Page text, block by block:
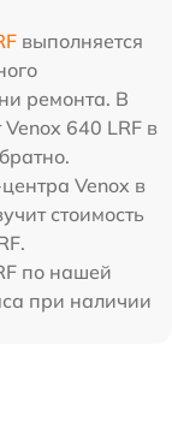
выполняется
ремонта. В
640 LRF в
Venox в
стоимость
по нашей
при наличии